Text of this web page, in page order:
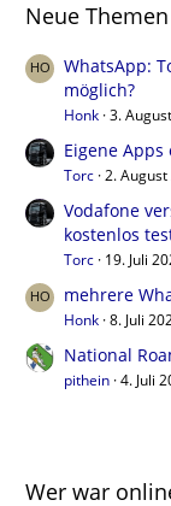
Neue Themen
WhatsApp:
möglich?
Honk 3.
Eigene
Torc 2.
Vodafone
kostenlos
Torc 19. Juli
mehrere
Honk 8. Juli
National
pithein 4. Juli
Wer war